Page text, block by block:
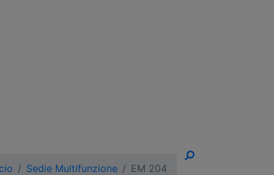
Sedie Multifunzione EM 204